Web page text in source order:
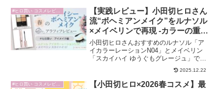
【実践レビュー】小田切ヒロさん
流“ボヘミアンメイク”をルナソル
×メイベリンで再現 -カラーの重ね
方やおすすめポイントも画像付き
で解説-
小田切ヒロさんおすすめのルナソル「ア
イカラーレーションN04」とメイベリン
「スカイハイ ゆうぐもグレージュ」で再
現する、2025年春“アイシーボヘミアン”-
アイメイク編-。使い方や使用感をアラフ
ィフがレビュー！
2025.12.22
【小田切ヒロ×2026春コスメ】最